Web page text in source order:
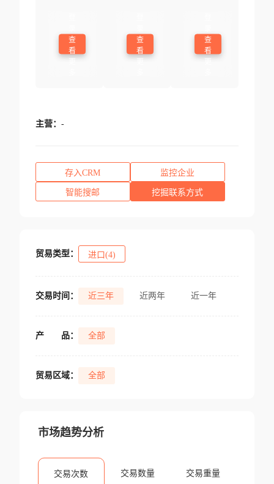
查
看
查
看
查
看
主营： -
存入CRM 监控企业
智能搜邮 挖掘联系方式
贸易类型： 进口(4)
交易时间： 近三年 近两年 近一年
产 品： 全部
贸易区域： 全部
市场趋势分析
交易次数 交易数量 交易重量